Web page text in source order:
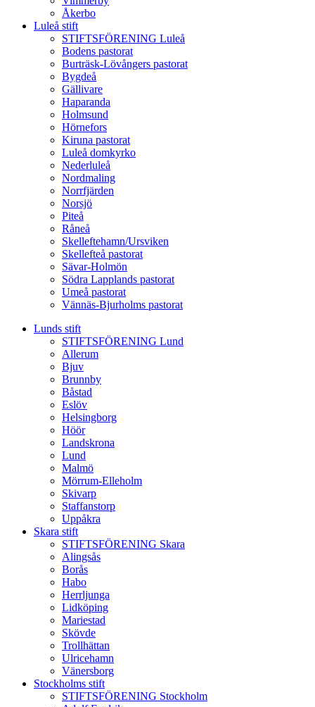
Åkerbo
Luleå stift
STIFTSFÖRENING Luleå
Bodens pastorat
Burträsk-Lövångers pastorat
Bygdeå
Gällivare
Haparanda
Holmsund
Hörnefors
Kiruna pastorat
Luleå domkyrko
Nederluleå
Nordmaling
Norrfjärden
Norsjö
Piteå
Råneå
Skelleftehamn/Ursviken
Skellefteå pastorat
Sävar-Holmön
Södra Lapplands pastorat
Umeå pastorat
Vännäs-Bjurholms pastorat
Lunds stift
STIFTSFÖRENING Lund
Allerum
Bjuv
Brunnby
Båstad
Eslöv
Helsingborg
Höör
Landskrona
Lund
Malmö
Mörrum-Elleholm
Skivarp
Staffanstorp
Uppåkra
Skara stift
STIFTSFÖRENING Skara
Alingsås
Borås
Habo
Herrljunga
Lidköping
Mariestad
Skövde
Trollhättan
Ulricehamn
Vänersborg
Stockholms stift
STIFTSFÖRENING Stockholm